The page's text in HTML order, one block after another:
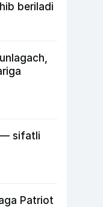
beriladi
— sifatli
Patriot